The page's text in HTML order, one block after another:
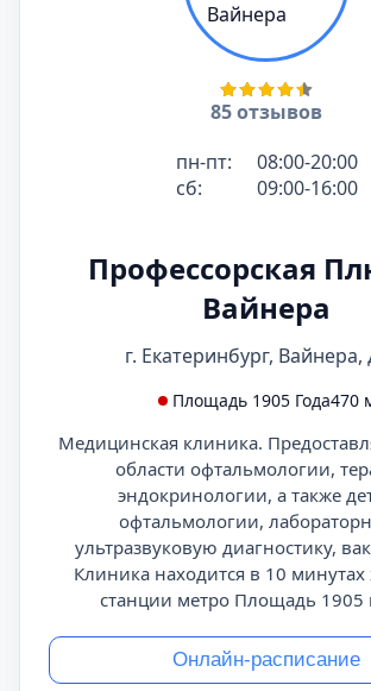
85 отзывов
пн-пт:
08:00-20:00
сб:
09:00-16:00
Профессорская
Вайнера
г. Екатеринбург, Вайнера,
Площадь 1905 Года470
Медицинская клиника.
области офтальмологии,
эндокринологии, а также
офтальмологии,
ультразвуковую диагностику,
Клиника находится в 10
станции метро Площадь 1905
Онлайн-расписание